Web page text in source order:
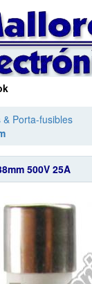
& Porta-fusibles
500V 25A